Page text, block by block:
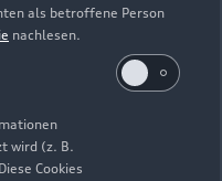
als betroffene Person
nachlesen.
wird (z. B.
Cookies